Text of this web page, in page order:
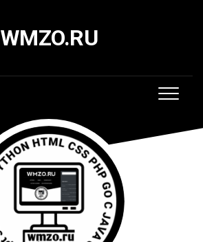
WMZO.RU